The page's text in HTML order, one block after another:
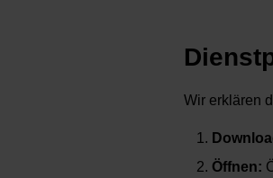
Wir erklären
Öffnen: